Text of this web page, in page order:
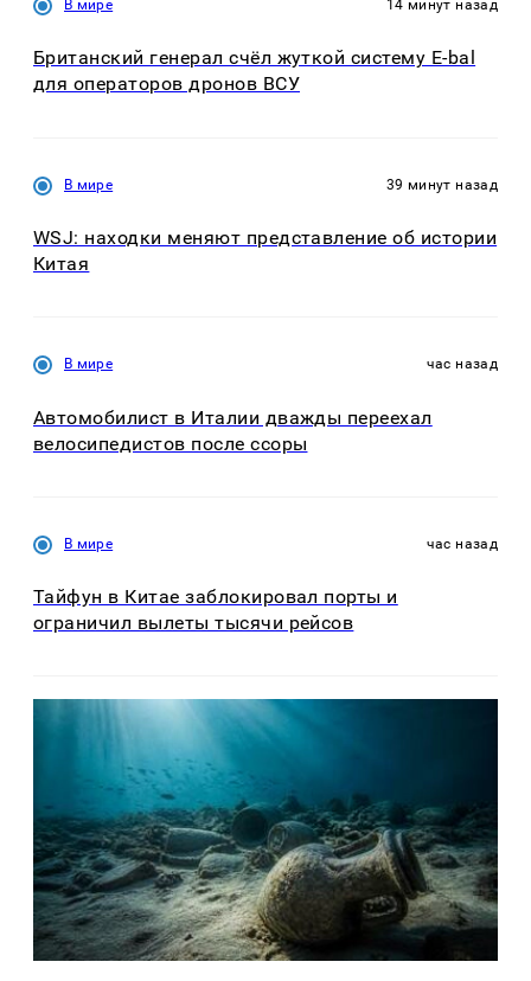
В мире 14 минут назад
Британский генерал счёл жуткой систему E-bal
для операторов дронов ВСУ
В мире 39 минут назад
WSJ: находки меняют представление об истории
Китая
В мире час назад
Автомобилист в Италии дважды переехал
велосипедистов после ссоры
В мире час назад
Тайфун в Китае заблокировал порты и
ограничил вылеты тысячи рейсов